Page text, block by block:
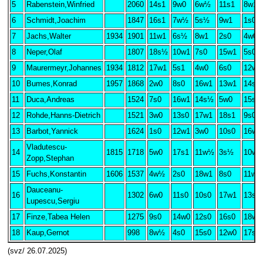
5
Rabenstein,Winfried 2060 14s1 9w0 6w½ 11s1
8w1
6
Schmidt,Joachim 1847 16s1 7w½ 5s½ 9w1
1s0
7
Jachs,Walter 1934 1901 11w1 6s½ 8w1 2s0
4w0
8
Neper,Olaf 1807 18s½ 10w1 7s0 15w1
5s0
9
Maurermeyr,Johannes 1934 1812 17w1 5s1 4w0 6s0
12w1
10
Bumes,Konrad 1957 1868 2w0 8s0 16w1 13w1
14s1
11
Duca,Andreas 1524 7s0 16w1 14s½ 5w0
15s1
12
Rohde,Hanns-Dietrich 1521 3w0 13s0 17w1 18s1
9s0
13
Barbot,Yannick 1624 1s0 12w1 3w0 10s0 16w1
14
Vladutescu-
Zopp,Stephan
1815 1718 5w0 17s1 11w½ 3s½ 10w0
15 Fuchs,Konstantin 1606 1537 4w½ 2s0 18w1 8s0 11w0
16
Dauceanu-
Lupescu,Sergiu
1302 6w0 11s0 10s0 17w1 13s0
17 Finze,Tabea Helen 1275 9s0 14w0 12s0 16s0
18w1
18
Kaup,Gernot 998 8w½ 4s0 15s0 12w0 17s0
(svz/ 26.07.2025)